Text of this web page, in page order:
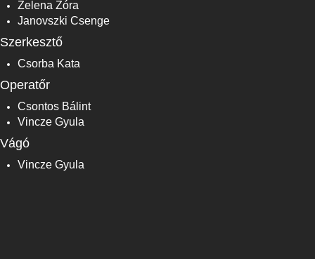
Zelena Zóra
Janovszki Csenge
Szerkesztő
Csorba Kata
Operatőr
Csontos Bálint
Vincze Gyula
Vágó
Vincze Gyula